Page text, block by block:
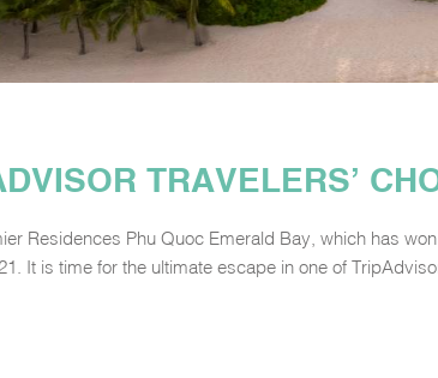
TRAVELERS’
Residences Phu Quoc Emerald Bay, which has
It is time for the ultimate escape in one of